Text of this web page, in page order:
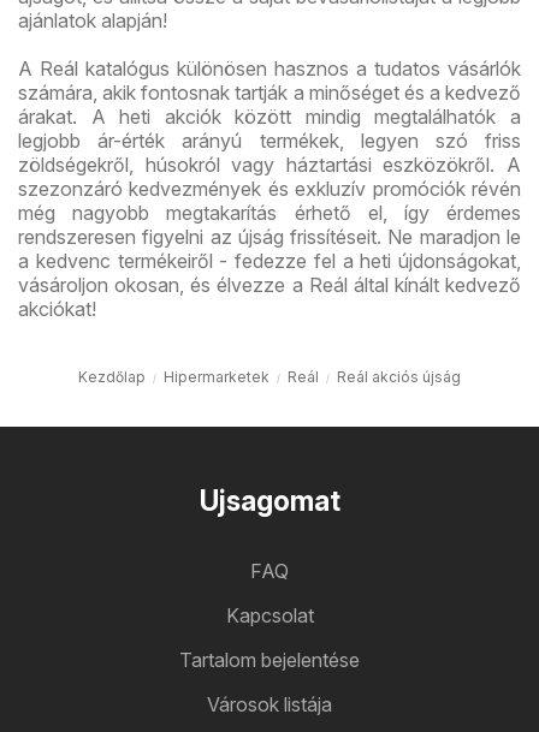
ajánlatok alapján!
A Reál katalógus különösen hasznos a tudatos vásárlók
számára, akik fontosnak tartják a minőséget és a kedvező
árakat. A heti akciók között mindig megtalálhatók a
legjobb ár-érték arányú termékek, legyen szó friss
zöldségekről, húsokról vagy háztartási eszközökről. A
szezonzáró kedvezmények és exkluzív promóciók révén
még nagyobb megtakarítás érhető el, így érdemes
rendszeresen figyelni az újság frissítéseit. Ne maradjon le
a kedvenc termékeiről - fedezze fel a heti újdonságokat,
vásároljon okosan, és élvezze a Reál által kínált kedvező
akciókat!
Kezdőlap Hipermarketek Reál Reál akciós újság
Ujsagomat
FAQ
Kapcsolat
Tartalom bejelentése
Városok listája